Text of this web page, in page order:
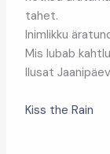
tahet.
Inimlikku
Mis lubab
Ilusat
Kiss the Rain